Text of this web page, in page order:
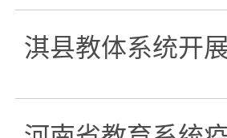
淇县教体系统开